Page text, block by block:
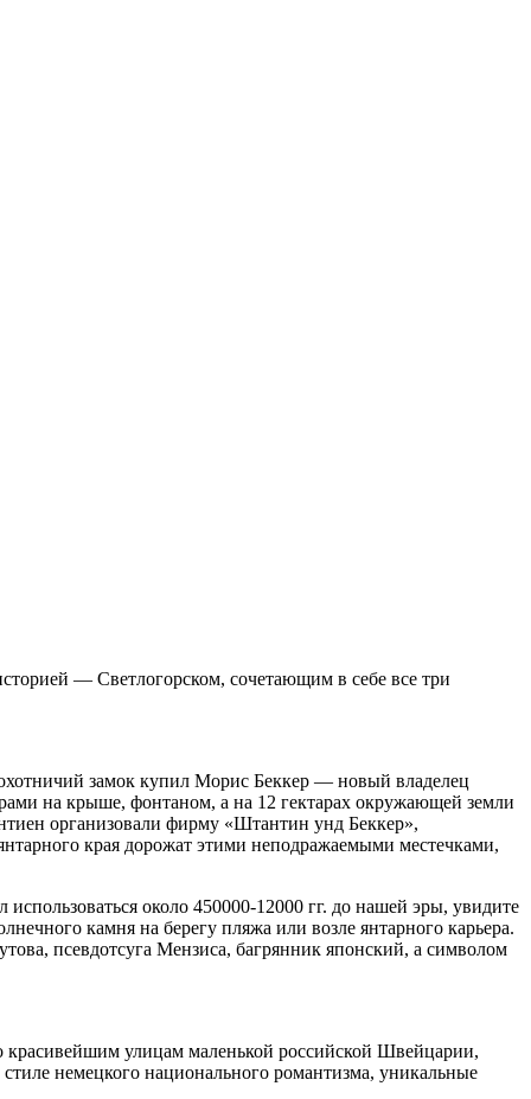
— Светлогорском, сочетающим в себе все три
замок купил Морис Беккер — новый владелец
на крыше, фонтаном, а на 12 гектарах окружающей земли
организовали фирму «Штантин унд Беккер»,
края дорожат этими неподражаемыми местечками,
около 450000-12000 гг. до нашей эры, увидите
камня на берегу пляжа или возле янтарного карьера.
псевдотсуга Мензиса, багрянник японский, а символом
улицам маленькой российской Швейцарии,
немецкого национального романтизма, уникальные